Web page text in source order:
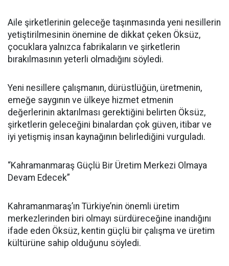
Aile şirketlerinin geleceğe taşınmasında yeni nesillerin
yetiştirilmesinin önemine de dikkat çeken Öksüz,
çocuklara yalnızca fabrikaların ve şirketlerin
bırakılmasının yeterli olmadığını söyledi.
Yeni nesillere çalışmanın, dürüstlüğün, üretmenin,
emeğe saygının ve ülkeye hizmet etmenin
değerlerinin aktarılması gerektiğini belirten Öksüz,
şirketlerin geleceğini binalardan çok güven, itibar ve
iyi yetişmiş insan kaynağının belirlediğini vurguladı.
“Kahramanmaraş Güçlü Bir Üretim Merkezi Olmaya
Devam Edecek”
Kahramanmaraş’ın Türkiye’nin önemli üretim
merkezlerinden biri olmayı sürdüreceğine inandığını
ifade eden Öksüz, kentin güçlü bir çalışma ve üretim
kültürüne sahip olduğunu söyledi.